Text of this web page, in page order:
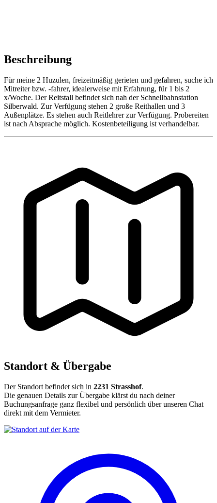
Beschreibung
Für meine 2 Huzulen, freizeitmäßig gerieten und gefahren, suche ich
Mitreiter bzw. -fahrer, idealerweise mit Erfahrung, für 1 bis 2
x/Woche. Der Reitstall befindet sich nah der Schnellbahnstation
Silberwald. Zur Verfügung stehen 2 große Reithallen und 3
Außenplätze. Es stehen auch Reitlehrer zur Verfügung. Probereiten
ist nach Absprache möglich. Kostenbeteiligung ist verhandelbar.
Standort & Übergabe
Der Standort befindet sich in 2231 Strasshof.
Die genauen Details zur Übergabe klärst du nach deiner
Buchungsanfrage ganz flexibel und persönlich über unseren Chat
direkt mit dem Vermieter.